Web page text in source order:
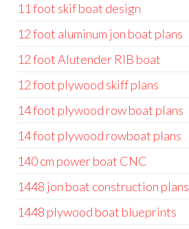
11 foot skif boat design
12 foot aluminum jon boat plans
12 foot Alutender RIB boat
12 foot plywood skiff plans
14 foot plywood row boat plans
14 foot plywood rowboat plans
140 cm power boat CNC
1448 jon boat construction plans
1448 plywood boat blueprints